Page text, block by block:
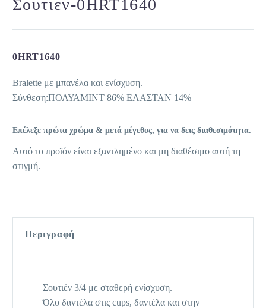
Σουτιεν-0HRT1640
0HRT1640
Bralette με μπανέλα και ενίσχυση.
Σύνθεση:ΠΟΛΥΑΜΙΝΤ 86% ΕΛΑΣΤΑΝ 14%
Επέλεξε πρώτα χρώμα & μετά μέγεθος, για να δεις διαθεσιμότητα.
Αυτό το προϊόν είναι εξαντλημένο και μη διαθέσιμο αυτή τη
στιγμή.
Περιγραφή
Σουτιέν 3/4 με σταθερή ενίσχυση.
Όλο δαντέλα στις cups, δαντέλα και στην